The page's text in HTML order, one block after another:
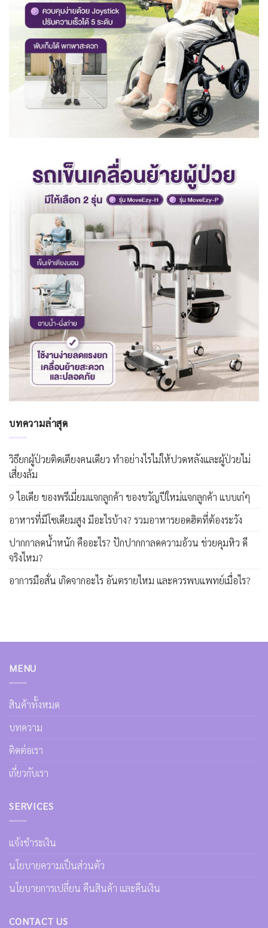
บทความล่าสุด
วิธียกผู้ป่วยติดเตียงคนเดียว ทำอย่างไรไม่ให้ปวดหลังและผู้ป่วยไม่
เสี่ยงล้ม
9 ไอเดีย ของพรีเมี่ยมแจกลูกค้า ของขวัญปีใหม่แจกลูกค้า แบบเก๋ๆ
อาหารที่มีโซเดียมสูง มีอะไรบ้าง? รวมอาหารยอดฮิตที่ต้องระวัง
ปากกาลดน้ำหนัก คืออะไร? ปักปากกาลดความอ้วน ช่วยคุมหิว ดี
จริงไหม?
อาการมือสั่น เกิดจากอะไร อันตรายไหม และควรพบแพทย์เมื่อไร?
MENU
สินค้าทั้งหมด
บทความ
ติดต่อเรา
เกี่ยวกับเรา
SERVICES
แจ้งชำระเงิน
นโยบายความเป็นส่วนตัว
นโยบายการเปลี่ยน คืนสินค้า และคืนเงิน
CONTACT US